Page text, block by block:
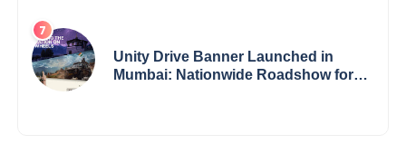
Unity Drive Banner Launched in
Mumbai: Nationwide Roadshow for